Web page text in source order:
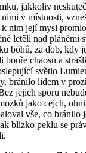
jakkoliv
v místnosti,
nim její mysl
letěli nad pláněmi
bohů, za dob, kdy
chaosu a
světlo
bránilo lidem v
jejich sporu
jako cejch,
vše, co bránilo
blízko peklu se